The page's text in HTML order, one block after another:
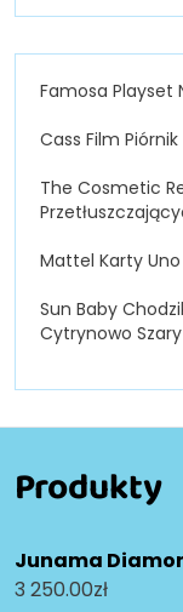
Famosa Playset
Cass Film
The Cosmetic
Mattel Karty
Sun Baby
Cytrynowo Szary
Produkty
Junama
3 250.00zł